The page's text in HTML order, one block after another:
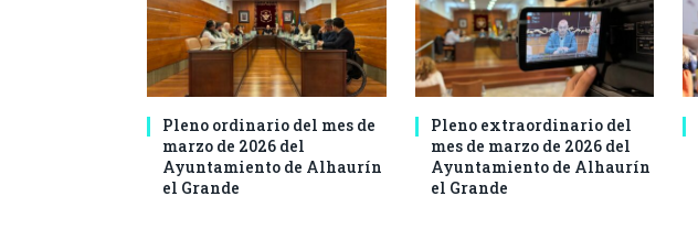
Pleno ordinario del mes de
marzo de 2026 del
Ayuntamiento de Alhaurín
el Grande
Pleno extraordinario del
mes de marzo de 2026 del
Ayuntamiento de Alhaurín
el Grande